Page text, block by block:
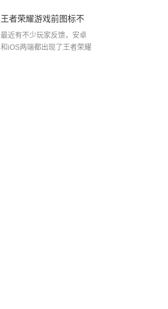
王者荣耀游戏前图标不
见了？一线排错思路一
最近有不少玩家反馈，安卓
和iOS两端都出现了王者荣耀